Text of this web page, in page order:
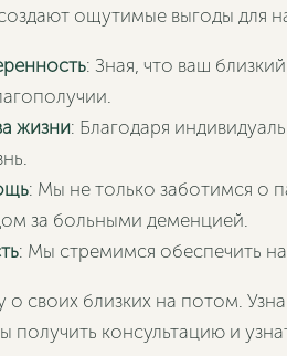
ощутимые выгоды для
: Зная, что ваш
жизни: Благодаря
: Мы не только заботимся о
за больными деменцией.
: Мы стремимся обеспечить
о своих близких на потом.
получить консультацию и